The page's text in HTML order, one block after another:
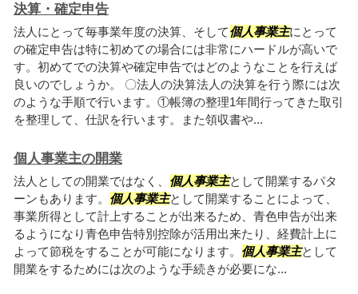
決算・確定申告
法人にとって毎事業年度の決算、そして個人事業主にとって
の確定申告は特に初めての場合には非常にハードルが高いで
す。初めてでの決算や確定申告ではどのようなことを行えば
良いのでしょうか。 〇法人の決算法人の決算を行う際には次
のような手順で行います。①帳簿の整理1年間行ってきた取引
を整理して、仕訳を行います。また領収書や...
個人事業主の開業
法人としての開業ではなく、 個人事業主として開業するパタ
ーンもあります。 個人事業主として開業することによって、
事業所得として計上することが出来るため、青色申告が出来
るようになり青色申告特別控除が活用出来たり、経費計上に
よって節税をすることが可能になります。 個人事業主として
開業をするためには次のような手続きが必要にな...